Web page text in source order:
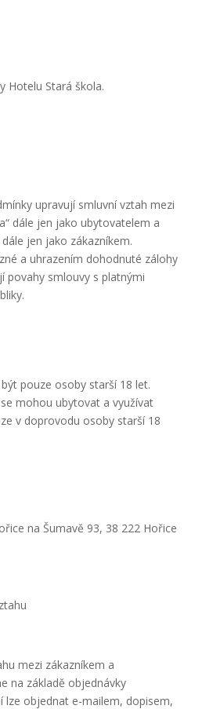
Hotelu Stará škola.
upravují smluvní vztah mezi
dále jen jako ubytovatelem a
jen jako zákazníkem.
a uhrazením dohodnuté zálohy
povahy smlouvy s platnými
pouze osoby starší 18 let.
mohou ubytovat a využívat
v doprovodu osoby starší 18
na Šumavě 93, 38 222 Hořice
mezi zákazníkem a
na základě objednávky
lze objednat e-mailem, dopisem,